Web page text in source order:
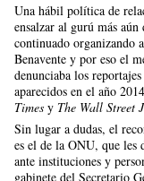
Una hábil política de
ensalzar al gurú más
continuado organizando
Benavente y por eso el
denunciaba los
aparecidos en el año
Times y The Wall Street
Sin lugar a dudas, el
es el de la ONU, que les
ante instituciones y
gabinete del Secretario